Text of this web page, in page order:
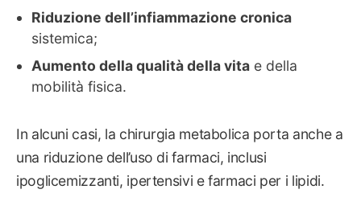
Riduzione dell’infiammazione cronica
sistemica;
Aumento della qualità della vita e della
mobilità fisica.
In alcuni casi, la chirurgia metabolica porta anche a
una riduzione dell’uso di farmaci, inclusi
ipoglicemizzanti, ipertensivi e farmaci per i lipidi.